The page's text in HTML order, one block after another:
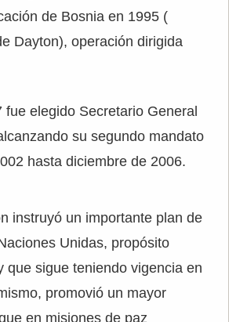
de Bosnia en 1995 (
Dayton), operación dirigida
fue elegido Secretario General
su segundo mandato
hasta diciembre de 2006.
instruyó un importante plan de
Unidas, propósito
que sigue teniendo vigencia en
promovió un mayor
en misiones de paz